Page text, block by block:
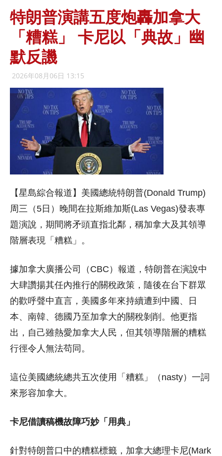
特朗普演講五度炮轟加拿大
「糟糕」 卡尼以「典故」幽
默反譏
2026年08月06日 13:15
【星島綜合報道】美國總統特朗普(Donald Trump)
周三（5日）晚間在拉斯維加斯(Las Vegas)發表專
題演說，期間將矛頭直指北鄰，稱加拿大及其領導
階層表現「糟糕」。
據加拿大廣播公司（CBC）報道，特朗普在演說中
大肆讚揚其任內推行的關稅政策，隨後在台下群眾
的歡呼聲中直言，美國多年來持續遭到中國、日
本、南韓、德國乃至加拿大的關稅剝削。他更指
出，自己雖熱愛加拿大人民，但其領導階層的糟糕
行徑令人無法苟同。
這位美國總統總共五次使用「糟糕」（nasty）一詞
來形容加拿大。
卡尼借讀稿機故障巧妙「用典」
針對特朗普口中的糟糕標籤，加拿大總理卡尼(Mark